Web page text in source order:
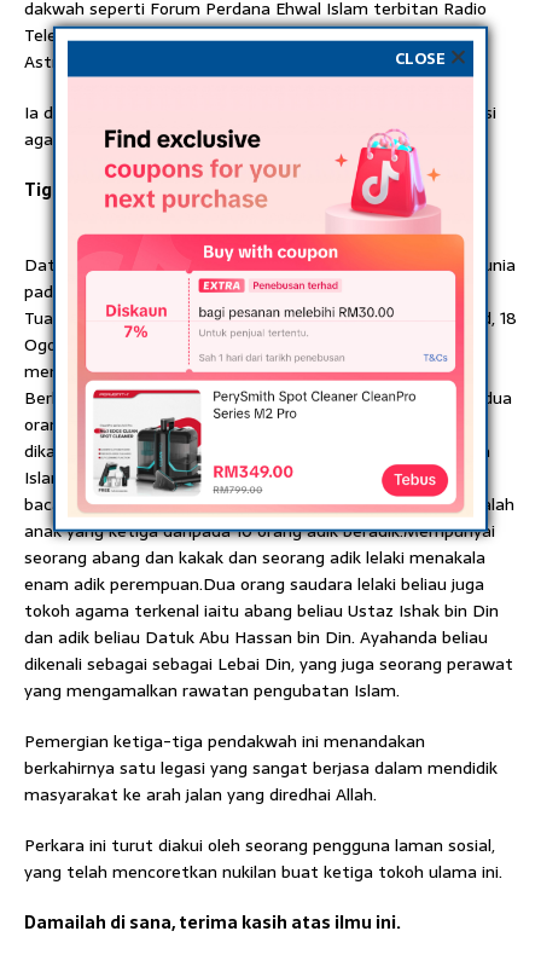
dakwah seperti Forum Perdana Ehwal Islam terbitan Radio
Televisyen Malaysia (RTM) dan turut terkenal sebagai Ikon
Astro Oasis.
Ia disifatkan sebagai satu kehilangan besar kepada institusi
agama di Malaysia.
Tiga beradik tinggalkan dunia yang fana.
Datuk Seri Dr. Haron Din dan Ustaz Ishak Din meniinggal dunia
pada 2016.
Tuan Guru Dato’ Dr. Haron bin Din dilahirkan pada hari Ahad, 18
Ogos 1940 bersamaan 14 Rajab 1359 (Tarikh Hijrah ini
mengikut kiraan Komputer) di Bohor Mali, Kangar, Perlis.
Berkahwin dengan seorang Isteri dan dianugerahkan Allah dua
orang anak lelaki dan tiga perempuan. Beliau dibesarkan
dikalangan keluarga yang kuat mengamalkan ajaran agama
Islam. Ibu bapa beliau adalah guru al-Quran yang mengajar
bacaan al-Quran kepada masyarakat setempat. Beliau adalah
anak yang ketiga daripada 10 orang adik beradik.Mempunyai
seorang abang dan kakak dan seorang adik lelaki menakala
enam adik perempuan.Dua orang saudara lelaki beliau juga
tokoh agama terkenal iaitu abang beliau Ustaz Ishak bin Din
dan adik beliau Datuk Abu Hassan bin Din. Ayahanda beliau
dikenali sebagai sebagai Lebai Din, yang juga seorang perawat
yang mengamalkan rawatan pengubatan Islam.
Pemergian ketiga-tiga pendakwah ini menandakan
berkahirnya satu legasi yang sangat berjasa dalam mendidik
masyarakat ke arah jalan yang diredhai Allah.
Perkara ini turut diakui oleh seorang pengguna laman sosial,
yang telah mencoretkan nukilan buat ketiga tokoh ulama ini.
Damailah di sana, terima kasih atas ilmu ini.
CLOSE